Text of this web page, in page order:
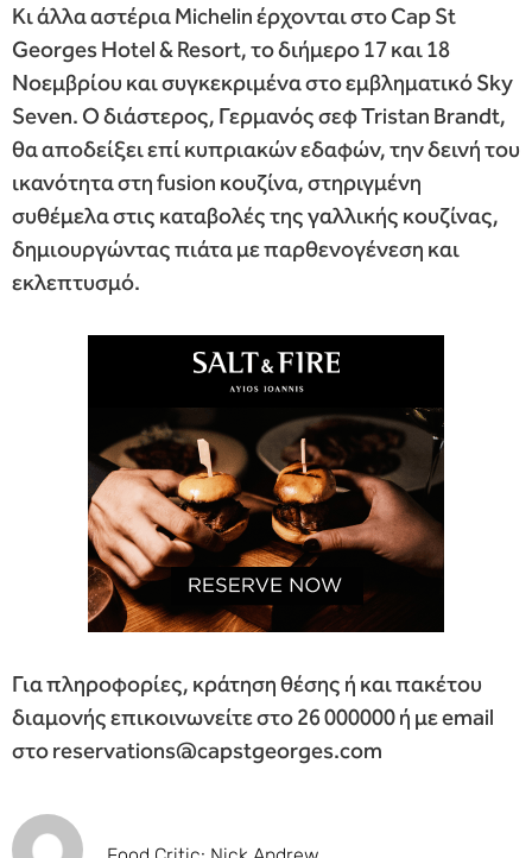
Κι άλλα αστέρια Michelin έρχονται στο Cap St
Georges Hotel & Resort, το διήμερο 17 και 18
Νοεμβρίου και συγκεκριμένα στο εμβληματικό Sky
Seven. O διάστερος, Γερμανός σεφ Tristan Brandt,
θα αποδείξει επί κυπριακών εδαφών, την δεινή του
ικανότητα στη fusion κουζίνα, στηριγμένη
συθέμελα στις καταβολές της γαλλικής κουζίνας,
δημιουργώντας πιάτα με παρθενογένεση και
εκλεπτυσμό.
Για πληροφορίες, κράτηση θέσης ή και πακέτου
διαμονής επικοινωνείτε στο 26 000000 ή με email
στο reservations@capstgeorges.com